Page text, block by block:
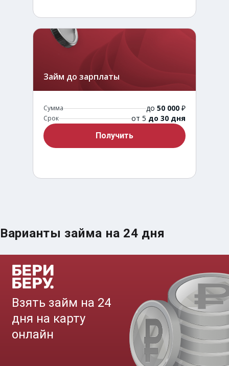
Займ до зарплаты
Сумма до 50 000 ₽
Срок от 5 до 30 дня
Получить
Срочный займ за 15 минут
Сумма
Срок
до 30 дня
Получить
Варианты займа на 24 дня